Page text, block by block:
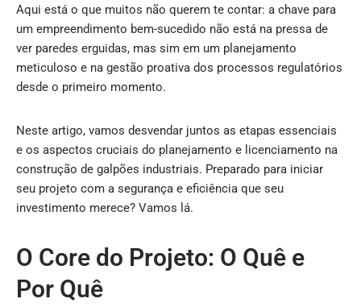
Aqui está o que muitos não querem te contar: a chave para
um empreendimento bem-sucedido não está na pressa de
ver paredes erguidas, mas sim em um planejamento
meticuloso e na gestão proativa dos processos regulatórios
desde o primeiro momento.
Neste artigo, vamos desvendar juntos as etapas essenciais
e os aspectos cruciais do planejamento e licenciamento na
construção de galpões industriais. Preparado para iniciar
seu projeto com a segurança e eficiência que seu
investimento merece? Vamos lá.
O Core do Projeto: O Quê e
Por Quê